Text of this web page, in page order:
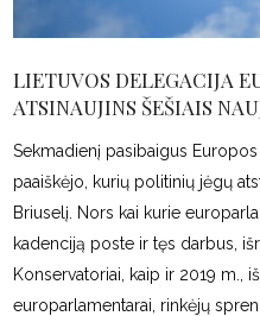
LIETUVOS DELEGACIJA
ATSINAUJINS ŠEŠIAIS
Sekmadienį pasibaigus Europos
paaiškėjo, kurių politinių jėgų
Briuselį. Nors kai kurie
kadenciją poste ir tęs darbus,
Konservatoriai, kaip ir 2019 m.,
europarlamentarai, rinkėjų